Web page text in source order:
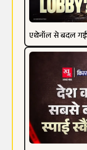
एथेनॉल से बदल